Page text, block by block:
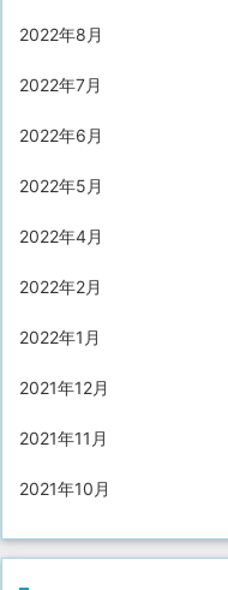
2022年8月
2022年7月
2022年6月
2022年5月
2022年4月
2022年2月
2022年1月
2021年12月
2021年11月
2021年10月